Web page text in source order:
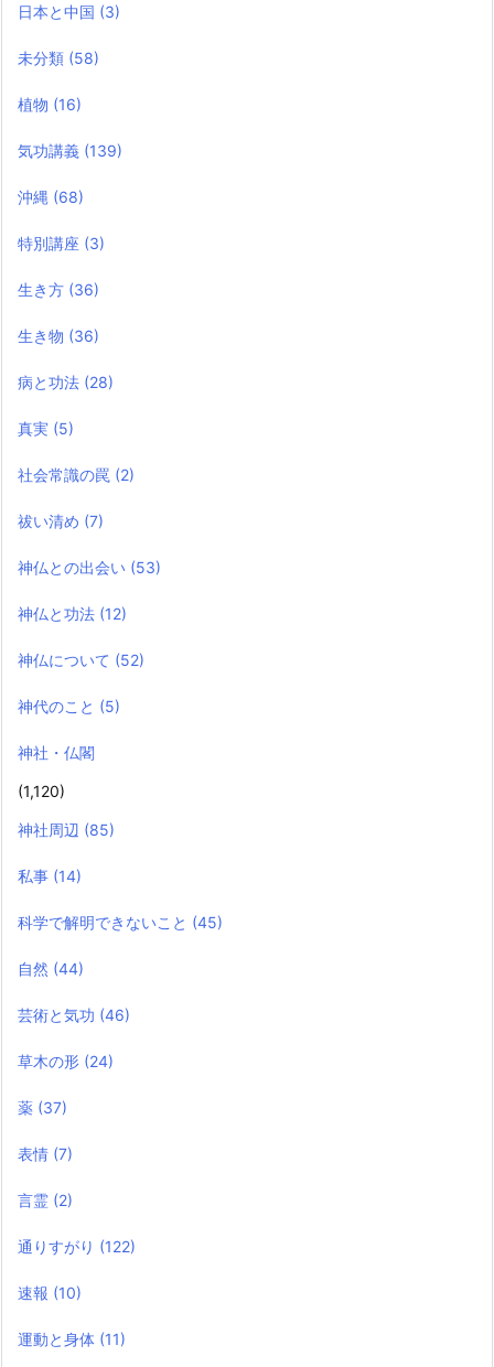
日本と中国 (3)
未分類 (58)
植物 (16)
気功講義 (139)
沖縄 (68)
特別講座 (3)
生き方 (36)
生き物 (36)
病と功法 (28)
真実 (5)
社会常識の罠 (2)
祓い清め (7)
神仏との出会い (53)
神仏と功法 (12)
神仏について (52)
神代のこと (5)
神社・仏閣
(1,120)
神社周辺 (85)
私事 (14)
科学で解明できないこと (45)
自然 (44)
芸術と気功 (46)
草木の形 (24)
薬 (37)
表情 (7)
言霊 (2)
通りすがり (122)
速報 (10)
運動と身体 (11)